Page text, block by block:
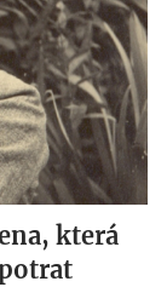
která